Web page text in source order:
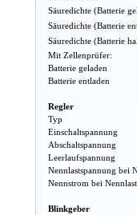
Säuredichte (Batterie
Säuredichte (Batterie
Säuredichte (Batterie
Mit Zellenprüfer:
Batterie geladen
Batterie entladen
Regler
Typ
Einschaltspannung
Abschaltspannung
Leerlaufspannung
Nennlastspannung bei
Nennstrom bei
Blinkgeber